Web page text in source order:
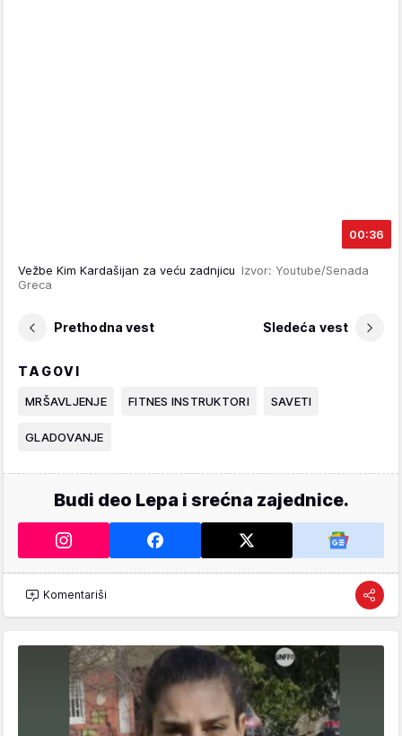
00:36
Vežbe Kim Kardašijan za veću zadnjicu Izvor: Youtube/Senada
Greca
Prethodna vest Sledeća vest
TAGOVI
MRŠAVLJENJE FITNES INSTRUKTORI SAVETI
GLADOVANJE
Budi deo Lepa i srećna zajednice.
Komentariši